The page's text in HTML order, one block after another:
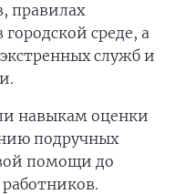
правилах
среде, а
служб и
навыкам оценки
подручных
помощи до